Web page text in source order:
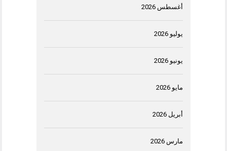
أغسطس 2026
يوليو 2026
يونيو 2026
مايو 2026
أبريل 2026
مارس 2026